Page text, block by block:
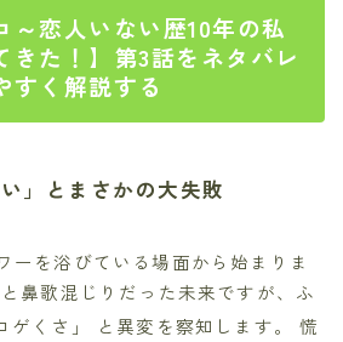
～恋人いない歴10年の私
きた！】第3話をネタバレ
すく解説する
」とまさかの大失敗
ーを浴びている場面から始まりま
鼻歌混じりだった未来ですが、ふ
ゲくさ」
と異変を察知します。 慌